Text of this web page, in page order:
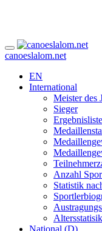
canoeslalom.net
EN
International
Meister des
Sieger
Anzahl
Statistik
National (D)